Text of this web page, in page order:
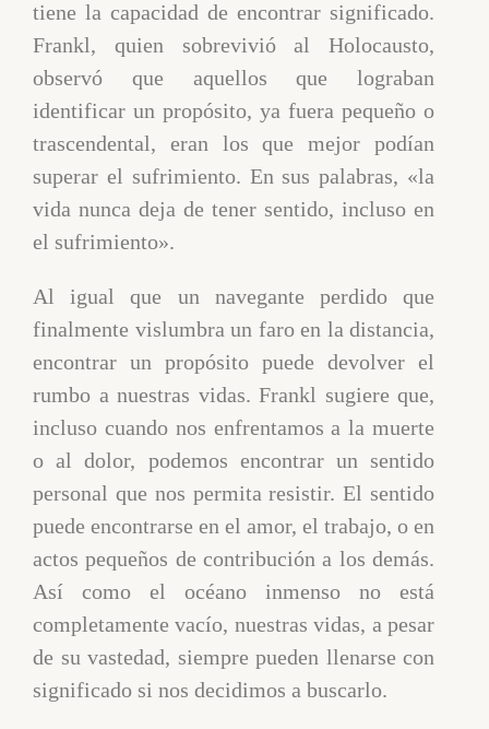
tiene la capacidad de encontrar significado.
Frankl, quien sobrevivió al Holocausto,
observó que aquellos que lograban
identificar un propósito, ya fuera pequeño o
trascendental, eran los que mejor podían
superar el sufrimiento. En sus palabras, «la
vida nunca deja de tener sentido, incluso en
el sufrimiento».
Al igual que un navegante perdido que
finalmente vislumbra un faro en la distancia,
encontrar un propósito puede devolver el
rumbo a nuestras vidas. Frankl sugiere que,
incluso cuando nos enfrentamos a la muerte
o al dolor, podemos encontrar un sentido
personal que nos permita resistir. El sentido
puede encontrarse en el amor, el trabajo, o en
actos pequeños de contribución a los demás.
Así como el océano inmenso no está
completamente vacío, nuestras vidas, a pesar
de su vastedad, siempre pueden llenarse con
significado si nos decidimos a buscarlo.